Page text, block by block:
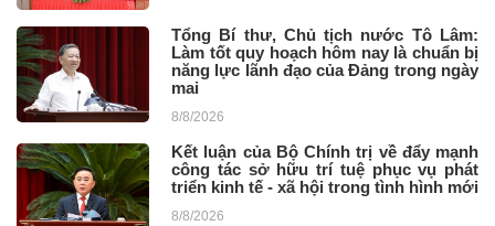
Tổng Bí thư, Chủ tịch nước Tô Lâm:
Làm tốt quy hoạch hôm nay là chuẩn bị
năng lực lãnh đạo của Đảng trong ngày
mai
8/8/2026
Kết luận của Bộ Chính trị về đẩy mạnh
công tác sở hữu trí tuệ phục vụ phát
triển kinh tế - xã hội trong tình hình mới
8/8/2026